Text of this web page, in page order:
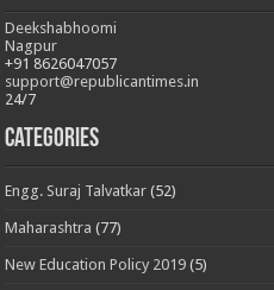
Deekshabhoomi
Nagpur
+91 8626047057
support@republicantimes.in
24/7
Categories
Engg. Suraj Talvatkar (52)
Maharashtra (77)
New Education Policy 2019 (5)